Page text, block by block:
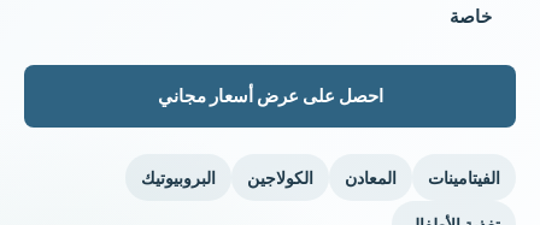
خاصة
احصل على عرض أسعار مجاني
الفيتامينات المعادن الكولاجين البروبيوتيك